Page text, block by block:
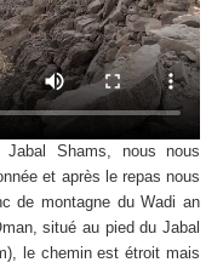
Jabal Shams, nous nous
et après le repas nous
de montagne du Wadi an
situé au pied du Jabal
le chemin est étroit mais